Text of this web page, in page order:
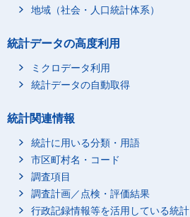
地域（社会・人口統計体系）
統計データの高度利用
ミクロデータ利用
統計データの自動取得
統計関連情報
統計に用いる分類・用語
市区町村名・コード
調査項目
調査計画／点検・評価結果
行政記録情報等を活用している統計